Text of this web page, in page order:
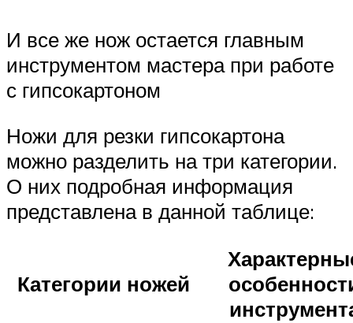
И все же нож остается главным
инструментом мастера при работе
с гипсокартоном
Ножи для резки гипсокартона
можно разделить на три категории.
О них подробная информация
представлена в данной таблице:
Категории ножей